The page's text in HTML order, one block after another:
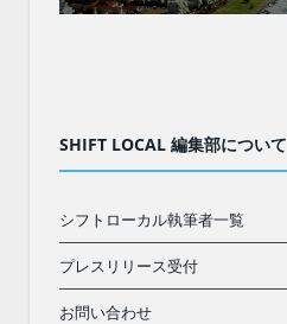
SHIFT LOCAL 編集部について
シフトローカル執筆者一覧
プレスリリース受付
お問い合わせ